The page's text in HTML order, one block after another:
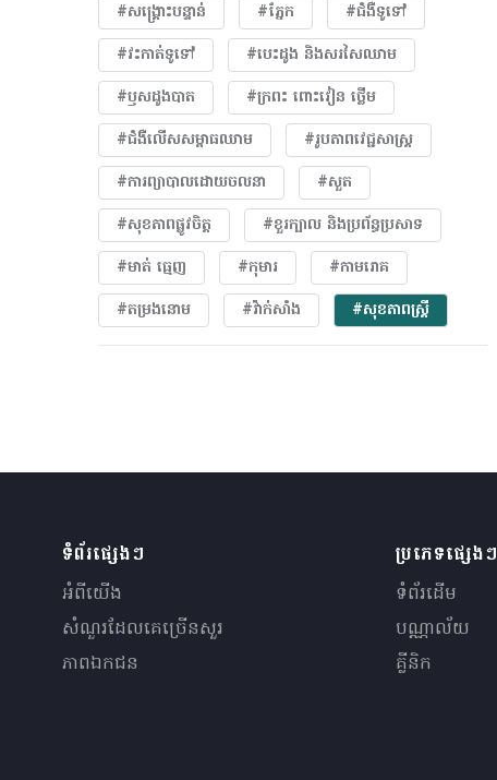
#សង្គ្រោះបន្ទាន់
#ភ្នែក​
#ជំងឺទូទៅ
#វះកាត់ទូទៅ
#បេះដូង​ និងសរសៃឈាម
#ឫសដូងបាត
#ក្រពះ ពោះវៀន ថ្លើម
#ជំងឺលើសសម្ពាធឈាម
#​រូបភាពវេជ្ជសាស្រ្ត
#ការព្យាបាលដោយ​ចលនា
#សួត
#សុខភាពផ្លូវចិត្ត
#ខួរក្បាល និងប្រព័ន្ធប្រសាទ
#មាត់ ធ្មេញ
#កុមារ
#កាមរោគ
#តម្រងនោម
#វ៉ាក់សាំង #សុខភាពស្រ្តី
ទំព័រផ្សេងៗ
អំពីយើង
សំណួរ​ដែលគេ​ច្រើន​សួរ
ភាពឯកជន
ប្រភេទផ្សេងៗ
ទំព័រដើម
បណ្ណាល័យ
គ្លីនិក